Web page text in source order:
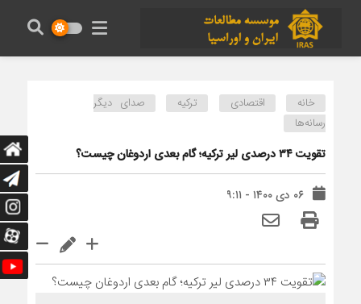
خانه اقتصادی ترکیه
صدای دیگر
رسانه‌ها
تقویت ۳۴ درصدی لیر ترکیه؛ گام بعدی اردوغان چیست؟
۰۶ دی ۱۴۰۰ - ۹:۱۱